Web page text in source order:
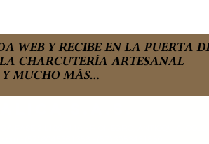
WEB Y RECIBE EN LA PUERTA
CHARCUTERÍA ARTESANAL
Y MUCHO MÁS...